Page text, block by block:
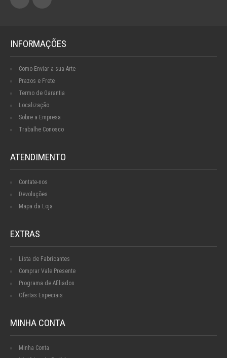
INFORMAÇÕES
Como Enviar a sua Arte
Prazos e Frete
Termo de Garantia
Localização
Sobre a Empresa
Trabalhe Conosco
ATENDIMENTO
Contate-nos
Devoluções
Mapa da Loja
EXTRAS
Lista de Fabricantes
Comprar Vale Presente
Programa de Afiliados
Ofertas Especiais
MINHA CONTA
Minha Conta